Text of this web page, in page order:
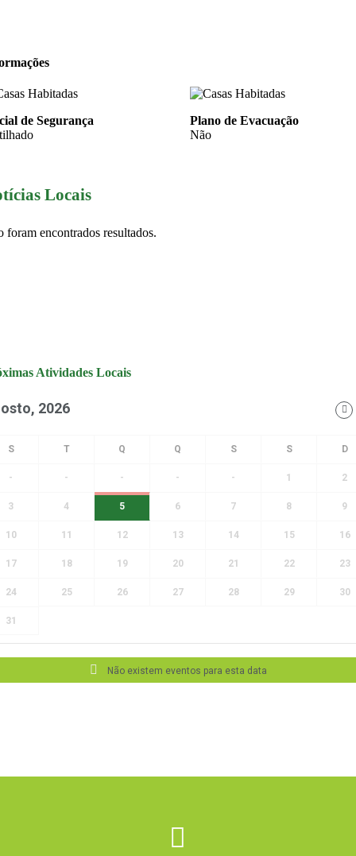
de Segurança
Plano de Evacuação
Não
Locais
foram encontrados resultados.
Atividades Locais
2026
- - - - - 1 2
3 4 5 6 7 8 9
10 11 12 13 14 15 16
17 18 19 20 21 22 23
24 25 26 27 28 29 30
31
Não existem eventos para esta data